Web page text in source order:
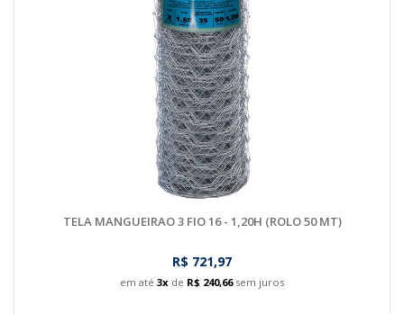
TELA MANGUEIRAO 3 FIO 16 - 1,20H (ROLO 50 MT)
R$ 721,97
em até 3x de R$ 240,66sem juros